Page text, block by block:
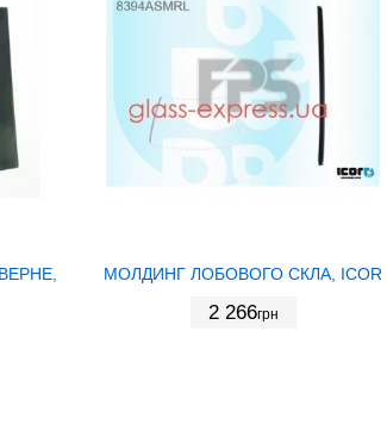
МОЛДИНГ ЛОБОВОГО СКЛА, ICOR
2 266грн